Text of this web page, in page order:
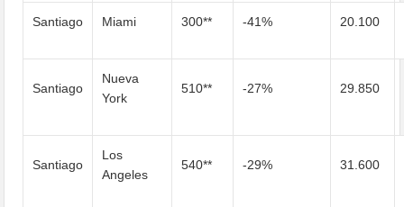
Santiago Miami 300** -41% 20.100
Santiago
Nueva
York
510** -27% 29.850
Santiago
Los
Angeles
540** -29% 31.600